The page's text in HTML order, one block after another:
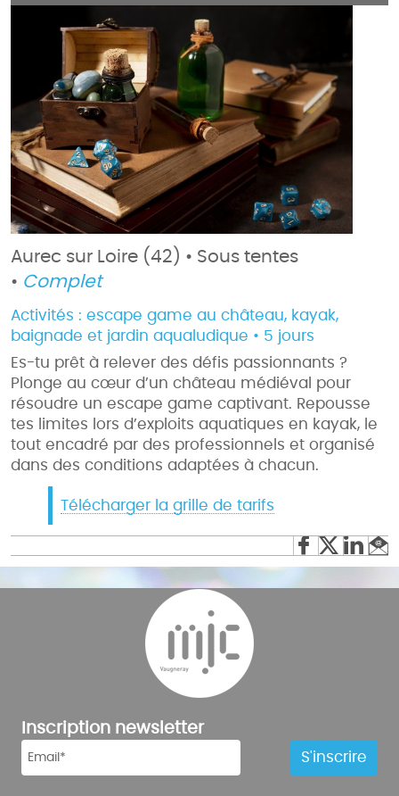
Aurec sur Loire (42) • Sous tentes
• Complet
Activités : escape game au château, kayak,
baignade et jardin aqualudique • 5 jours
Es-tu prêt à relever des défis passionnants ?
Plonge au cœur d’un château médiéval pour
résoudre un escape game captivant. Repousse
tes limites lors d’exploits aquatiques en kayak, le
tout encadré par des professionnels et organisé
dans des conditions adaptées à chacun.
Télécharger la grille de tarifs
Inscription newsletter